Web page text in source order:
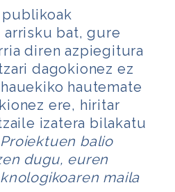
bat, gure
diren azpiegitura
dagokionez ez
hautemate
ere, hiritar
izatera bilakatu
Proiektuen balio
dugu, euren
maila